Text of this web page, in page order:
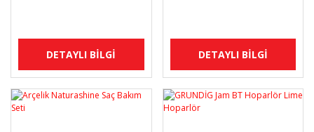
DETAYLI BİLGİ DETAYLI BİLGİ